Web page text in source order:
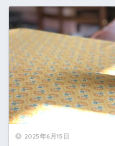
2025年6月15日